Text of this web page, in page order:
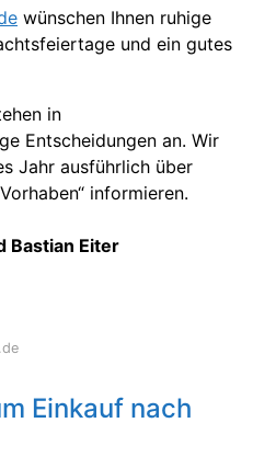
wünschen Ihnen ruhige
und ein gutes
in
Entscheidungen an. Wir
Jahr ausführlich über
informieren.
Bastian Eiter
Einkauf nach